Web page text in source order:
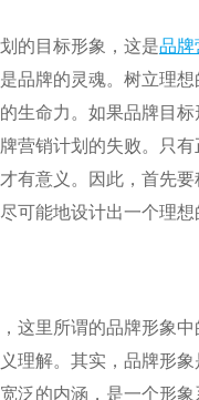
的目标形象，这是品牌
品牌的灵魂。树立理
生命力。如果品牌目标
营销计划的失败。只
有意义。因此，首先
可能地设计出一个理想
这里所谓的品牌形象
理解。其实，品牌形
泛的内涵，是一个形